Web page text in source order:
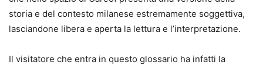
storia e del contesto milanese estremamente soggettiva,
lasciandone libera e aperta la lettura e l’interpretazione.
Il visitatore che entra in questo glossario ha infatti la